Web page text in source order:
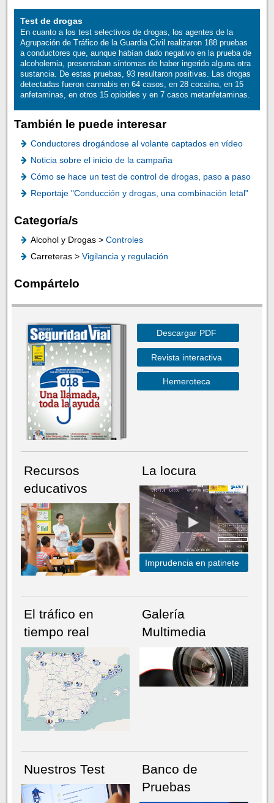
Test de drogas
En cuanto a los test selectivos de drogas, los agentes de la
Agrupación de Tráfico de la Guardia Civil realizaron 188 pruebas
a conductores que, aunque habían dado negativo en la prueba de
alcoholemia, presentaban síntomas de haber ingerido alguna otra
sustancia. De estas pruebas, 93 resultaron positivas. Las drogas
detectadas fueron cannabis en 64 casos, en 28 cocaína, en 15
anfetaminas, en otros 15 opioides y en 7 casos metanfetaminas.
También le puede interesar
Conductores drogándose al volante captados en vídeo
Noticia sobre el inicio de la campaña
Cómo se hace un test de control de drogas, paso a paso
Reportaje "Conducción y drogas, una combinación letal"
Categoría/s
Alcohol y Drogas > Controles
Carreteras > Vigilancia y regulación
Compártelo
NÚMERO ACTUALHEMEROTECA
Descargar PDF
Revista interactiva
Hemeroteca
Recursos
educativos
La locura
Imprudencia en patinete
El tráfico en
tiempo real
Galería
Multimedia
Nuestros Test
Banco de
Pruebas